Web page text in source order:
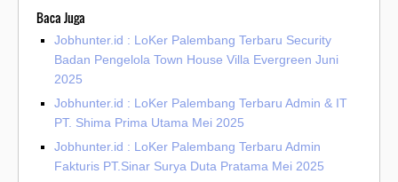
Baca Juga
Jobhunter.id : LoKer Palembang Terbaru Security
Badan Pengelola Town House Villa Evergreen Juni
2025
Jobhunter.id : LoKer Palembang Terbaru Admin & IT
PT. Shima Prima Utama Mei 2025
Jobhunter.id : LoKer Palembang Terbaru Admin
Fakturis PT.Sinar Surya Duta Pratama Mei 2025